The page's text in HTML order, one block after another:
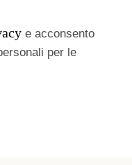
e acconsento
per le